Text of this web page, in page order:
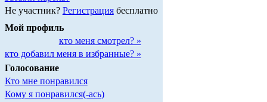
Не участник? Регистрациябесплатно
Мой профиль
кто меня смотрел? »
кто добавил меня в избранные? »
Голосование
Кто мне понравился
Кому я понравился(-ась)